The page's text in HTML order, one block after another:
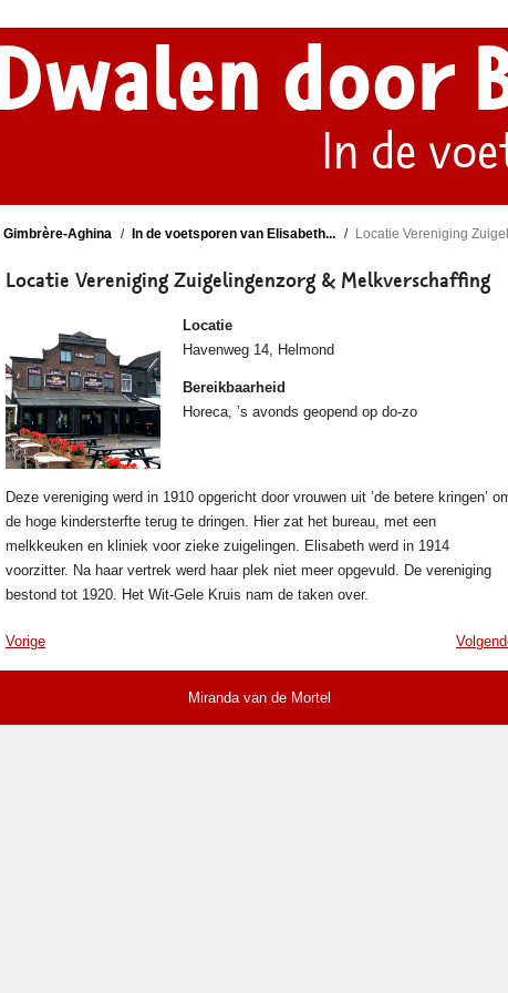
door
In de
Gimbrère-Aghina In de voetsporen van Elisabeth... Locatie Vereniging
Locatie Vereniging Zuigelingenzorg & Melkverschaffing
Locatie
Havenweg 14, Helmond
Bereikbaarheid
Horeca, ’s avonds geopend op do-zo
Deze vereniging werd in 1910 opgericht door vrouwen uit ’de betere kringen’
de hoge kindersterfte terug te dringen. Hier zat het bureau, met een
melkkeuken en kliniek voor zieke zuigelingen. Elisabeth werd in 1914
voorzitter. Na haar vertrek werd haar plek niet meer opgevuld. De vereniging
bestond tot 1920. Het Wit-Gele Kruis nam de taken over.
Vorige
Miranda van de Mortel